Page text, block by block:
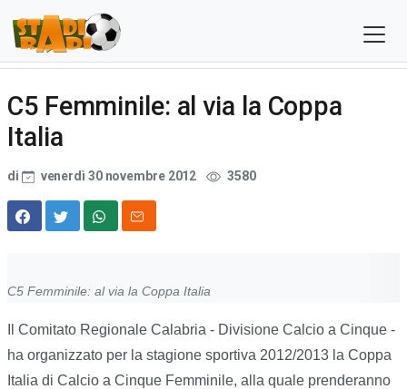
C5 Femminile: al via la Coppa
Italia
di venerdì 30 novembre 2012 3580
C5 Femminile: al via la Coppa Italia
Il Comitato Regionale Calabria - Divisione Calcio a Cinque -
ha organizzato per la stagione sportiva 2012/2013 la Coppa
Italia di Calcio a Cinque Femminile, alla quale prenderanno